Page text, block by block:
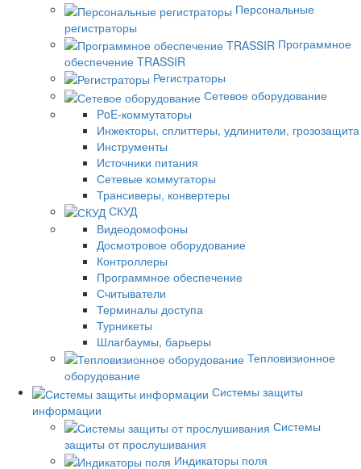
Персональные
регистраторы
Программное
обеспечение TRASSIR
Регистраторы
Сетевое оборудование
PoE-коммутаторы
Инжекторы, сплиттеры, удлинители, грозозащита
Инструменты
Источники питания
Сетевые коммутаторы
Трансиверы, конвертеры
СКУД
Видеодомофоны
Досмотровое оборудование
Контроллеры
Программное обеспечение
Считыватели
Терминалы доступа
Турникеты
Шлагбаумы, барьеры
Тепловизионное
оборудование
Системы защиты
информации
Системы
защиты от прослушивания
Индикаторы поля